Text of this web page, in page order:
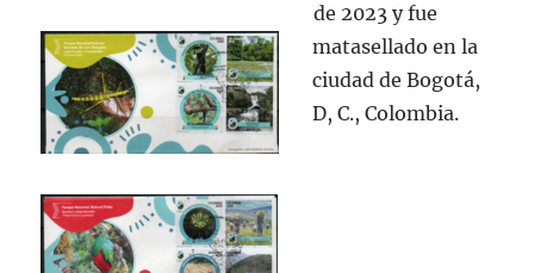
de 2023 y fue
matasellado en la
ciudad de Bogotá,
D, C., Colombia.